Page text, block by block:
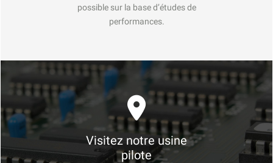
possible sur la base d’études de
performances.
Visitez notre usine
pilote